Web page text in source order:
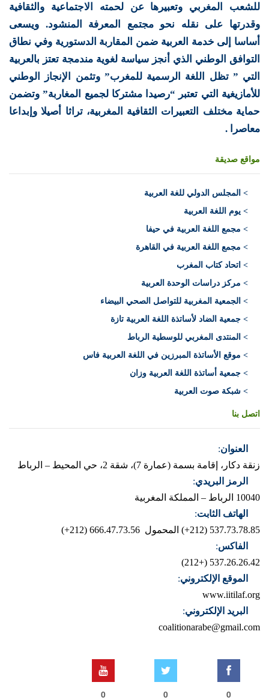
للشعب المغربي وتعبيرها عن لحمته الاجتماعية والثقافية
وقدرتها على نقله نحو مجتمع المعرفة المنشود. ويسعى
أساسا إلى خدمة العربية ضمن المقاربة الدستورية وفي نطاق
التوافق الوطني الذي أنجز سياسة لغوية مندمجة تعتز بالعربية
التي ” تظل اللغة الرسمية للمغرب” وتثمن الإنجاز الوطني
للأمازيغية التي تعتبر “رصيدا مشتركا لجميع المغاربة” وتضمن
حماية مختلف التعبيرات الثقافية المغربية، تراثا أصيلا وإبداعا
معاصرا .
مواقع صديقة
> المجلس الدولي للغة العربية
> يوم اللغة العربية
> مجمع اللغة العربية في حيفا
> مجمع اللغة العربية في القاهرة
> اتحاد كتاب المغرب
> مركز دراسات الوحدة العربية
> الجمعية المغربية للتواصل الصحي البيضاء
> جمعية الضاد لأساتذة اللغة العربية تازة
> المنتدى المغربي للوسطية الرباط
> موقع الأساتذة المبرزين في اللغة العربية فاس
> جمعية أساتذة اللغة العربية وزان
> شبكة صوت العربية
اتصل بنا
العنوان:
زنقة دكار، إقامة بسمة (عمارة 7)، شقة 2، حي المحيط – الرباط
الرمز البريدي:
10040 الرباط – المملكة المغربية
الهاتف الثابت:
537.73.78.85 (212+)
المحمول 666.47.73.56 (212+)
الفاكس:
537.26.26.42 (+212)
الموقع الإلكتروني:
www.iitilaf.org
البريد الإلكتروني:
coalitionarabe@gmail.com
0
0
0